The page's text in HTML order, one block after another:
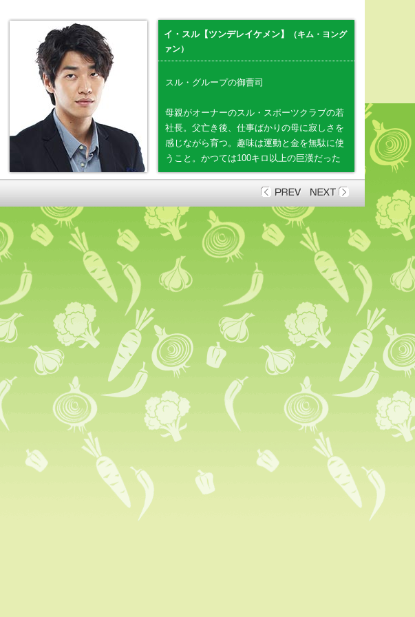
イ・スル【ツンデレイケメン】
（キム・ヨング
ァン）
スル・グループの御曹司
母親がオーナーのスル・スポーツクラブの若
社長。父亡き後、仕事ばかりの母に寂しさを
感じながら育つ。趣味は運動と金を無駄に使
うこと。かつては100キロ以上の巨漢だった
が、ダイエットをしてナイスボディに。ベジ
タリアン・サークルも主催。
薄そうで実は温和。
●短所：お坊ちゃま育ちで世間知らず。
●恋愛傾向：操縦が難しいほど、燃えるタイ
プ。基本的にツンデレだが、後ろから見守る
ナイト的行動も。